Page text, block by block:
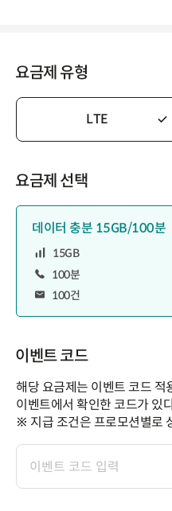
요금제 유형
LTE
요금제 선택
데이터 충분 15GB/100분
15GB
100분
100건
이벤트 코드
해당 요금제는 이벤트 코드 적
이벤트에서 확인한 코드가 있
※ 지급 조건은 프로모션별로
이
벤